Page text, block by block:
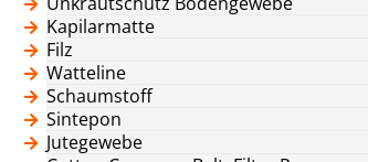
Kapilarmatte
Filz
Watteline
Schaumstoff
Sintepon
Jutegewebe